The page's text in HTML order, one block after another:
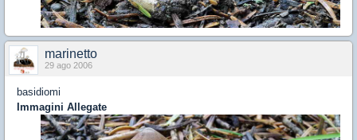
marinetto
29 ago 2006
basidiomi
Immagini Allegate